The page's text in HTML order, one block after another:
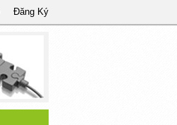
Đăng Ký